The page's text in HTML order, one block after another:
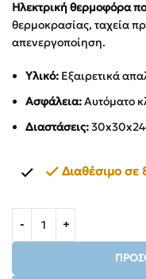
Ηλεκτρική θερμοφόρα
θερμοκρασίας, ταχεία
απενεργοποίηση.
Υλικό: Εξαιρετικά
Ασφάλεια:Αυτόματο
Διαστάσεις:
Διαθέσιμο σε